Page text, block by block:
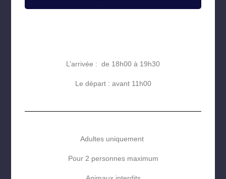
L’arrivée : de 18h00 à 19h30
Le départ : avant 11h00
Adultes uniquement
Pour 2 personnes maximum